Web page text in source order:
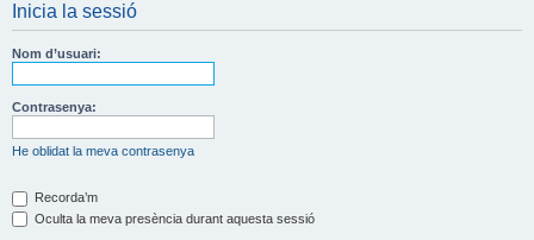
Inicia la sessió
Nom d’usuari:
Contrasenya:
He oblidat la meva contrasenya
Recorda’m
Oculta la meva presència durant aquesta sessió